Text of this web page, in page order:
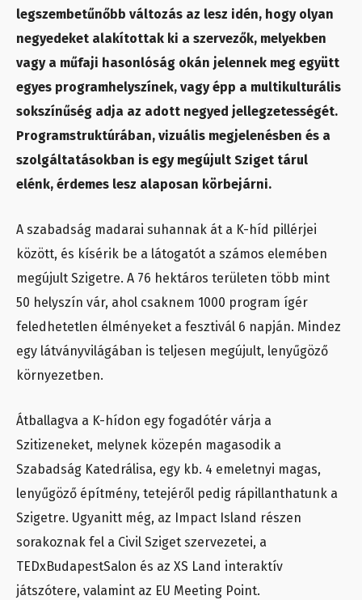
legszembetűnőbb változás az lesz idén, hogy olyan
negyedeket alakítottak ki a szervezők, melyekben
vagy a műfaji hasonlóság okán jelennek meg együtt
egyes programhelyszínek, vagy épp a multikulturális
sokszínűség adja az adott negyed jellegzetességét.
Programstruktúrában, vizuális megjelenésben és a
szolgáltatásokban is egy megújult Sziget tárul
elénk, érdemes lesz alaposan körbejárni.
A szabadság madarai suhannak át a K-híd pillérjei
között, és kísérik be a látogatót a számos elemében
megújult Szigetre. A 76 hektáros területen több mint
50 helyszín vár, ahol csaknem 1000 program ígér
feledhetetlen élményeket a fesztivál 6 napján. Mindez
egy látványvilágában is teljesen megújult, lenyűgöző
környezetben.
Átballagva a K-hídon egy fogadótér várja a
Szitizeneket, melynek közepén magasodik a
Szabadság Katedrálisa, egy kb. 4 emeletnyi magas,
lenyűgöző építmény, tetejéről pedig rápillanthatunk a
Szigetre. Ugyanitt még, az Impact Island részen
sorakoznak fel a Civil Sziget szervezetei, a
TEDxBudapestSalon és az XS Land interaktív
játszótere, valamint az EU Meeting Point.